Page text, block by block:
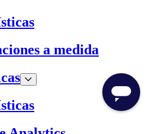
a medida